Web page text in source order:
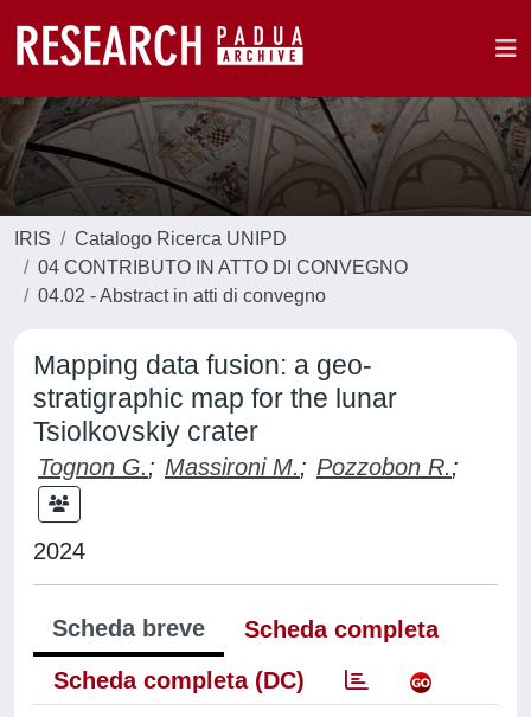
IRIS
Catalogo Ricerca UNIPD
04 CONTRIBUTO IN ATTO DI CONVEGNO
04.02 - Abstract in atti di convegno
Mapping data fusion: a geo-
stratigraphic map for the lunar
Tsiolkovskiy crater
Tognon G.; Massironi M.; Pozzobon R.;
2024
Scheda breve
Scheda completa
Scheda completa (DC)